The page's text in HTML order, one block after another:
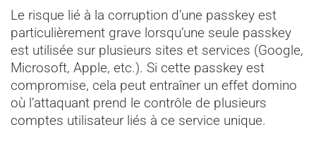
Le risque lié à la corruption d’une passkey est
particulièrement grave lorsqu’une seule passkey
est utilisée sur plusieurs sites et services (Google,
Microsoft, Apple, etc.). Si cette passkey est
compromise, cela peut entraîner un effet domino
où l’attaquant prend le contrôle de plusieurs
comptes utilisateur liés à ce service unique.